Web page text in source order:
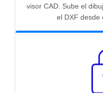
visor CAD. Sube el
el DXF desde